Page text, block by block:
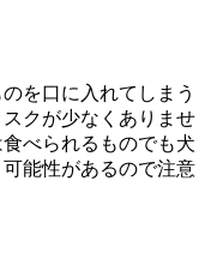
を口に入れてしまう
クが少なくありませ
べられるものでも犬
能性があるので注意